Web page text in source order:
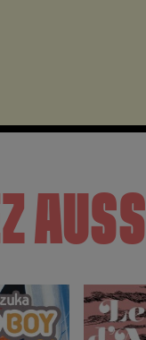
AUSSI